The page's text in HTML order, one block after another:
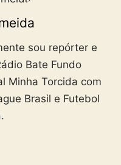
sou repórter e
Bate Fundo
Minha Torcida com
Brasil e Futebol